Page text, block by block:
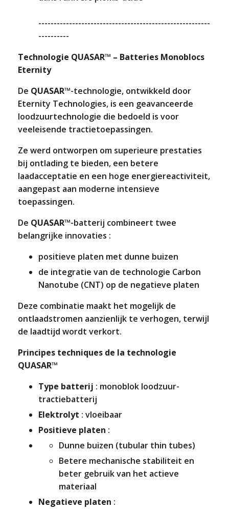
--------------------------------------------------------
----------
Technologie QUASAR™ – Batteries Monoblocs
Eternity
De QUASAR™-technologie, ontwikkeld door
Eternity Technologies, is een geavanceerde
loodzuurtechnologie die bedoeld is voor
veeleisende tractietoepassingen.
Ze werd ontworpen om superieure prestaties
bij ontlading te bieden, een betere
laadacceptatie en een hoge energiereactiviteit,
aangepast aan moderne intensieve
toepassingen.
De QUASAR™-batterij combineert twee
belangrijke innovaties :
positieve platen met dunne buizen
de integratie van de technologie Carbon
Nanotube (CNT) op de negatieve platen
Deze combinatie maakt het mogelijk de
ontlaadstromen aanzienlijk te verhogen, terwijl
de laadtijd wordt verkort.
Principes techniques de la technologie
QUASAR™
Type batterij : monoblok loodzuur-
tractiebatterij
Elektrolyt : vloeibaar
Positieve platen :
Dunne buizen (tubular thin tubes)
Betere mechanische stabiliteit en
beter gebruik van het actieve
materiaal
Negatieve platen :